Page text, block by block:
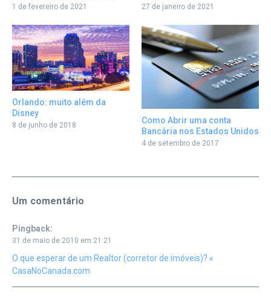
1 de fevereiro de 2021 27 de janeiro de 2021
Orlando: muito além da
Disney
8 de junho de 2018
Como Abrir uma conta
Bancária nos Estados Unidos
4 de setembro de 2017
Um comentário
Pingback:
31 de maio de 2010 em 21:21
O que esperar de um Realtor (corretor de imóveis)? «
CasaNoCanada.com